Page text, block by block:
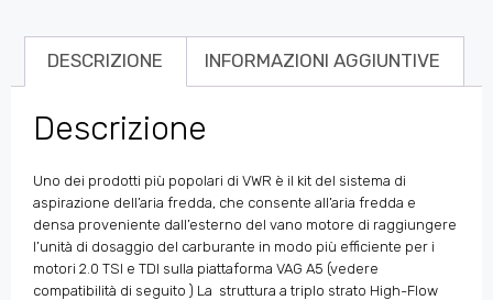
DESCRIZIONE INFORMAZIONI AGGIUNTIVE
Descrizione
Uno dei prodotti più popolari di VWR è il kit del sistema di
aspirazione dell’aria fredda, che consente all’aria fredda e
densa proveniente dall’esterno del vano motore di raggiungere
l’unità di dosaggio del carburante in modo più efficiente per i
motori 2.0 TSI e TDI sulla piattaforma VAG A5 (vedere
compatibilità di seguito ) La struttura a triplo strato High-Flow